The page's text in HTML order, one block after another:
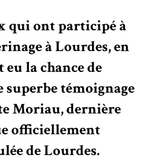
qui ont participé à
à Lourdes, en
la chance de
témoignage
Moriau, dernière
officiellement
de Lourdes.